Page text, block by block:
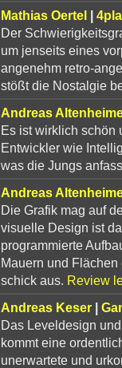
Mathias Oertel|
Der
um jenseits eines
angenehm retro-
stößt die Nostalgie
Andreas
Es ist wirklich schön
Entwickler wie
was die Jungs
Andreas
Die Grafik mag auf
visuelle Design ist
programmierte
Mauern und
schick aus. Review
Andreas Keser|
Das Leveldesign
kommt eine
unerwartete und